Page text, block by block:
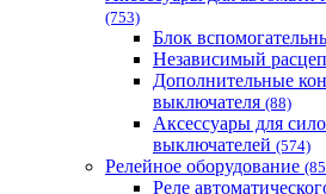
(753)
Блок
Независимый
Дополнительные
выключателя (88)
Аксессуары для
выключателей (574)
Релейное оборудование
Реле